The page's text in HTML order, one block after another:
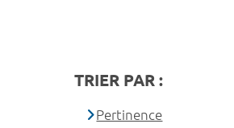
TRIER PAR :
Pertinence